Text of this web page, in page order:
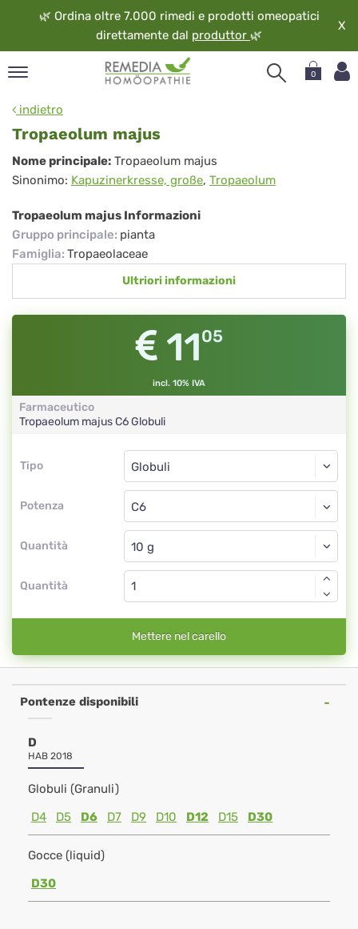
🌿 Ordina oltre 7.000 rimedi e prodotti omeopatici
direttamente dal produttor 🌿
X
0
indietro
Tropaeolum majus
Tropaeolum
majus
Nome principale: Tropaeolum majus
Sinonimo: Kapuzinerkresse, große, Tropaeolum
Tropaeolum majus Informazioni
Gruppo principale: pianta
Famiglia: Tropaeolaceae
Ultriori informazioni
1105
incl. 10% IVA
Farmaceutico
Tropaeolum majusC6Globuli
Tipo
Tipo
Potenza
Globuli
C6
Quantità
Globuli
Quantità
Mettere nel carello
Pontenze disponibili
D
HAB 2018
Globuli (Granuli)
D4
D5 D6 D7 D9 D10 D12 D15 D30
Gocce (liquid)
D30